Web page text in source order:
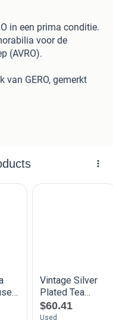
in een prima conditie.
voor de
(AVRO).
van GERO, gemerkt
Georg Nilsson. Het